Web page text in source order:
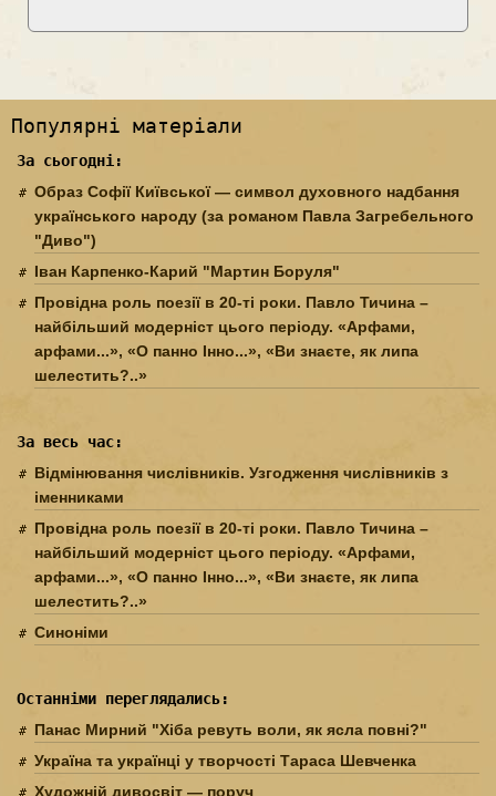
Популярні матеріали
За сьогодні:
Образ Софії Київської — символ духовного надбання
українського народу (за романом Павла Загребельного
"Диво")
Іван Карпенко-Карий "Мартин Боруля"
Провідна роль поезії в 20-ті роки. Павло Тичина –
найбільший модерніст цього періоду. «Арфами,
арфами...», «О панно Інно...», «Ви знаєте, як липа
шелестить?..»
За весь час:
Відмінювання числівників. Узгодження числівників з
іменниками
Провідна роль поезії в 20-ті роки. Павло Тичина –
найбільший модерніст цього періоду. «Арфами,
арфами...», «О панно Інно...», «Ви знаєте, як липа
шелестить?..»
Синоніми
Останніми переглядались:
Панас Мирний "Хіба ревуть воли, як ясла повні?"
Україна та українці у творчості Тараса Шевченка
Художній дивосвіт — поруч